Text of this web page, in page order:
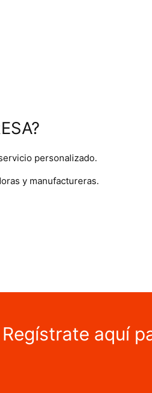
personalizado.
y manufactureras.
Regístrate aquí